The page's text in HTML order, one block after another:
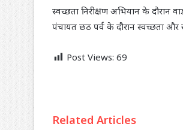
स्वच्छता निरीक्षण अभियान के दौरान
पंचायत छठ पर्व के दौरान स्वच्छता
Post Views: 69
Related Articles